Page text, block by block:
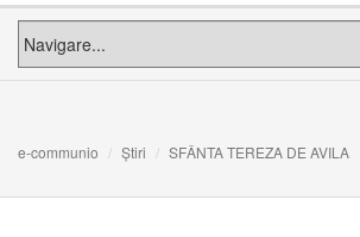
e-communio Știri SFÂNTA TEREZA DE AVILA